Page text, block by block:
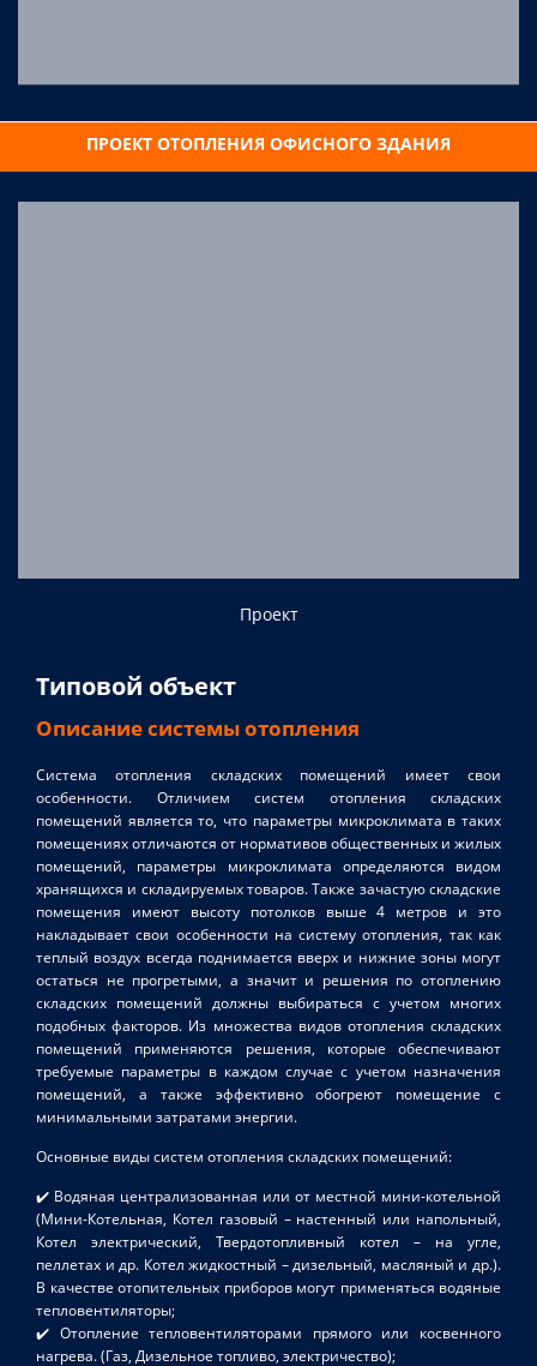
ПРОЕКТ ОТОПЛЕНИЯ ОФИСНОГО ЗДАНИЯ
Типовой объект
Описание системы отопления
Система отопления складских помещений имеет свои
особенности. Отличием систем отопления складских
помещений является то, что параметры микроклимата в таких
помещениях отличаются от нормативов общественных и жилых
помещений, параметры микроклимата определяются видом
хранящихся и складируемых товаров. Также зачастую складские
помещения имеют высоту потолков выше 4 метров и это
накладывает свои особенности на систему отопления, так как
теплый воздух всегда поднимается вверх и нижние зоны могут
остаться не прогретыми, а значит и решения по отоплению
складских помещений должны выбираться с учетом многих
подобных факторов. Из множества видов отопления складских
помещений применяются решения, которые обеспечивают
требуемые параметры в каждом случае с учетом назначения
помещений, а также эффективно обогреют помещение с
минимальными затратами энергии.
Основные виды систем отопления складских помещений:
✔️ Водяная централизованная или от местной мини-котельной
(Мини-Котельная, Котел газовый – настенный или напольный,
Котел электрический, Твердотопливный котел – на угле,
пеллетах и др. Котел жидкостный – дизельный, масляный и др.).
В качестве отопительных приборов могут применяться водяные
тепловентиляторы;
✔️ Отопление тепловентиляторами прямого или косвенного
нагрева. (Газ, Дизельное топливо, электричество);
Проект